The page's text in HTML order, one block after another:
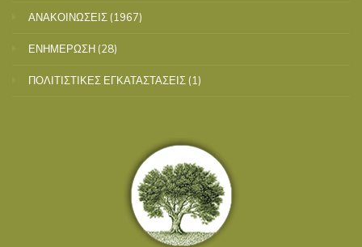
ΑΝΑΚΟΙΝΩΣΕΙΣ (1967)
ΕΝΗΜΕΡΩΣΗ (28)
ΠΟΛΙΤΙΣΤΙΚΕΣ ΕΓΚΑΤΑΣΤΑΣΕΙΣ (1)